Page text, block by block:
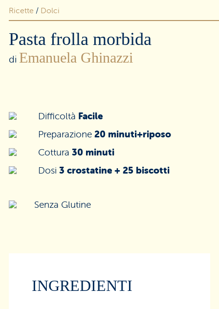
Area riservata rivenditori
Ricette / Dolci
Pasta frolla morbida
di Emanuela Ghinazzi
Difficoltà Facile
Preparazione 20 minuti+riposo
Cottura 30 minuti
Dosi 3 crostatine + 25 biscotti
Senza Glutine
INGREDIENTI